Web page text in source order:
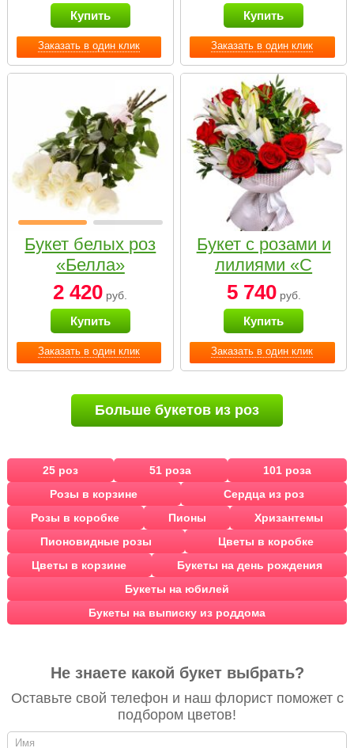
Заказать в один клик
Купить
Заказать в один клик
Купить
Заказать в один клик
Букет белых роз
«Белла»
2 420 руб.
Купить
Заказать в один клик
Букет с розами и
лилиями «С
наилучшими
пожеланиями»
5 740руб.
Купить
Больше букетов из роз
25 роз 51 роза
101 роза
Розы в корзине
Сердца из роз
Розы в коробке
Пионы
Хризантемы
Пионовидные розы
Цветы в коробке
Цветы в корзине
Букеты на день рождения
Букеты на юбилей
Букеты на выписку из роддома
Не знаете какой букет выбрать?
Оставьте свой телефон и наш флорист поможет с
подбором цветов!